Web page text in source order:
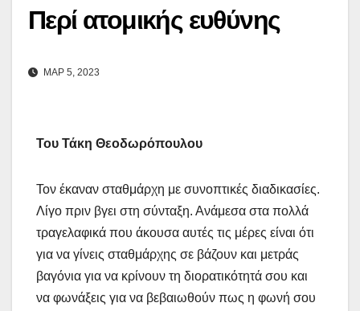
Περί ατομικής ευθύνης
ΜΑΡ 5, 2023
Του Τάκη Θεοδωρόπουλου
Τον έκαναν σταθμάρχη με συνοπτικές διαδικασίες.
Λίγο πριν βγει στη σύνταξη. Ανάμεσα στα πολλά
τραγελαφικά που άκουσα αυτές τις μέρες είναι ότι
για να γίνεις σταθμάρχης σε βάζουν και μετράς
βαγόνια για να κρίνουν τη διορατικότητά σου και
να φωνάξεις για να βεβαιωθούν πως η φωνή σου